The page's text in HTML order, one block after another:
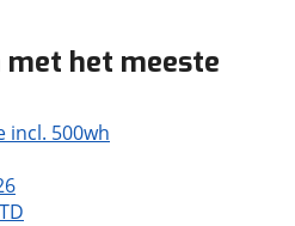
het meeste
incl. 500wh